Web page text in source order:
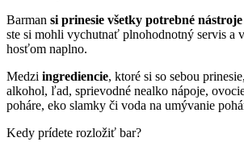
Barman si prinesie všetky potrebné
ste si mohli vychutnať plnohodnotný servis a
hosťom naplno.
Medzi ingrediencie, ktoré si so sebou
alkohol, ľad, sprievodné nealko nápoje,
poháre, eko slamky či voda na umývanie
Kedy prídete rozložiť bar?